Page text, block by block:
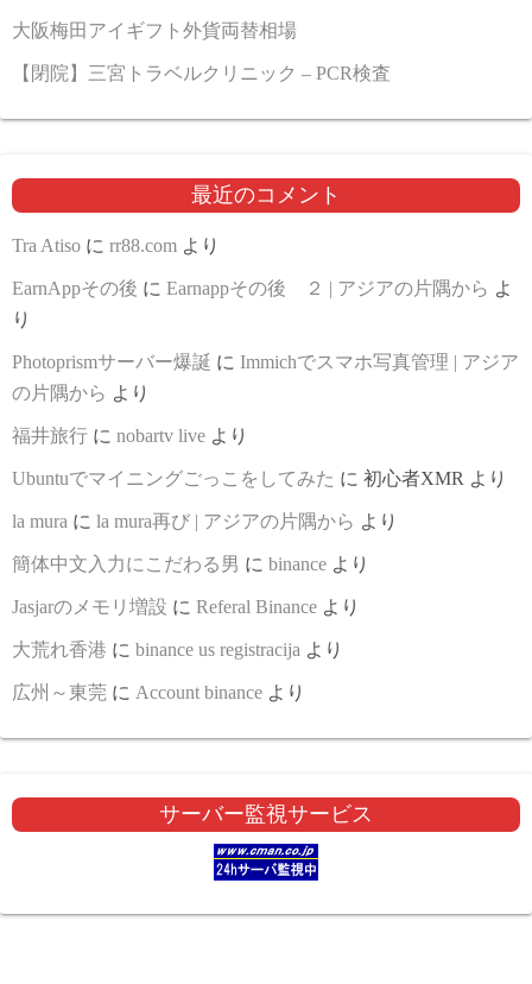
大阪梅田アイギフト外貨両替相場
【閉院】三宮トラベルクリニック – PCR検査
最近のコメント
Tra Atiso に rr88.com より
EarnAppその後 に Earnappその後 ２ | アジアの片隅から よ
り
Photoprismサーバー爆誕 に Immichでスマホ写真管理 | アジア
の片隅から より
福井旅行 に nobartv live より
Ubuntuでマイニングごっこをしてみた に 初心者XMR より
la mura に la mura再び | アジアの片隅から より
簡体中文入力にこだわる男 に binance より
Jasjarのメモリ増設 に Referal Binance より
大荒れ香港 に binance us registracija より
広州～東莞 に Account binance より
サーバー監視サービス